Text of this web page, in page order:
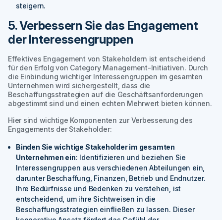
steigern.
5. Verbessern Sie das Engagement
der Interessengruppen
Effektives Engagement von Stakeholdern ist entscheidend
für den Erfolg von Category Management-Initiativen. Durch
die Einbindung wichtiger Interessengruppen im gesamten
Unternehmen wird sichergestellt, dass die
Beschaffungsstrategien auf die Geschäftsanforderungen
abgestimmt sind und einen echten Mehrwert bieten können.
Hier sind wichtige Komponenten zur Verbesserung des
Engagements der Stakeholder:
Binden Sie wichtige Stakeholder im gesamten
Unternehmen ein: Identifizieren und beziehen Sie
Interessengruppen aus verschiedenen Abteilungen ein,
darunter Beschaffung, Finanzen, Betrieb und Endnutzer.
Ihre Bedürfnisse und Bedenken zu verstehen, ist
entscheidend, um ihre Sichtweisen in die
Beschaffungsstrategien einfließen zu lassen. Dieser